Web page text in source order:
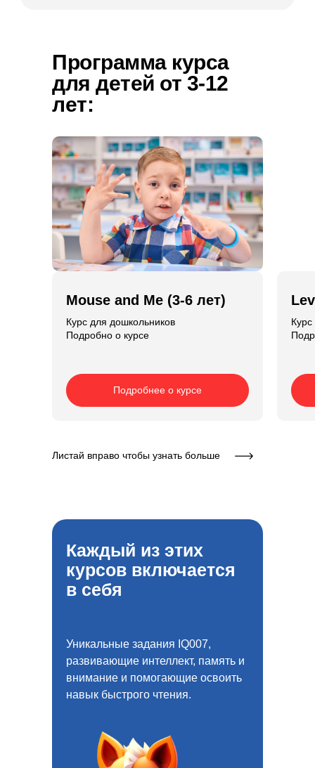
Программа курса
для детей от 3-12
лет:
Mouse and Me (3-6 лет)
Курс для дошкольников
Подробно о курсе
Листай вправо чтобы узнать больше
Подробнее о курсе
Уникальные задания IQ007,
развивающие интеллект, память и
внимание и помогающие освоить
навык быстрого чтения.
Каждый из этих
курсов включается
в себя